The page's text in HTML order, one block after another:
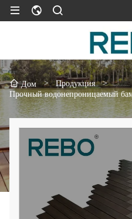
Дом > Продукция
>
Прочный водонепроницаемый